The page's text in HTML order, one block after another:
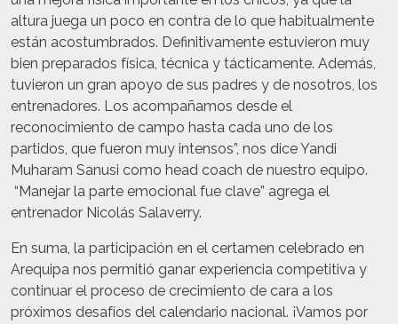
altura juega un poco en contra de lo que habitualmente
están acostumbrados. Definitivamente estuvieron muy
bien preparados física, técnica y tácticamente. Además,
tuvieron un gran apoyo de sus padres y de nosotros, los
entrenadores. Los acompañamos desde el
reconocimiento de campo hasta cada uno de los
partidos, que fueron muy intensos”, nos dice Yandi
Muharam Sanusi como head coach de nuestro equipo.
“Manejar la parte emocional fue clave” agrega el
entrenador Nicolás Salaverry.
En suma, la participación en el certamen celebrado en
Arequipa nos permitió ganar experiencia competitiva y
continuar el proceso de crecimiento de cara a los
próximos desafíos del calendario nacional. ¡Vamos por